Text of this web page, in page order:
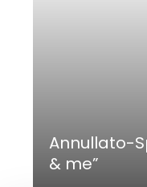
Annullato-
& me”